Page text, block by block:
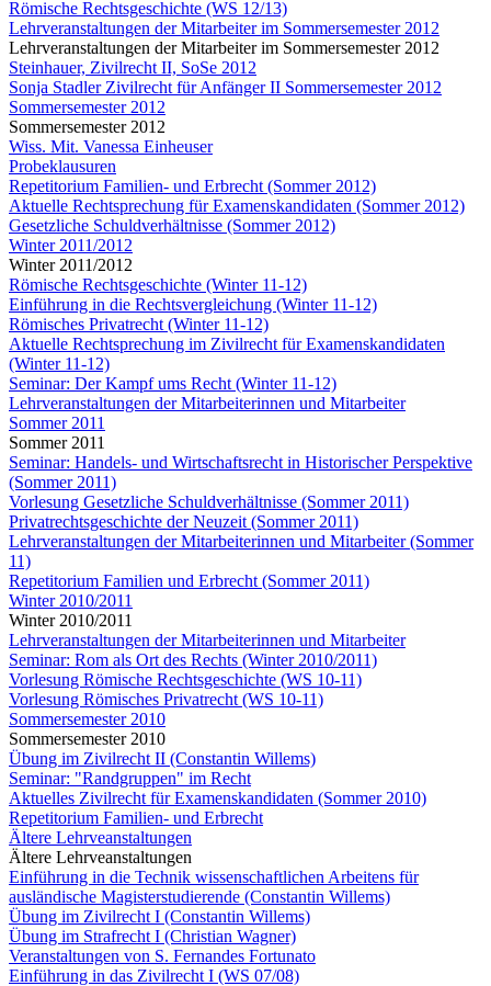
Römische Rechtsgeschichte (WS 12/13)
Lehrveranstaltungen der Mitarbeiter im Sommersemester 2012
Lehrveranstaltungen der Mitarbeiter im Sommersemester 2012
Steinhauer, Zivilrecht II, SoSe 2012
Sonja Stadler Zivilrecht für Anfänger II Sommersemester 2012
Sommersemester 2012
Sommersemester 2012
Wiss. Mit. Vanessa Einheuser
Probeklausuren
Repetitorium Familien- und Erbrecht (Sommer 2012)
Aktuelle Rechtsprechung für Examenskandidaten (Sommer 2012)
Gesetzliche Schuldverhältnisse (Sommer 2012)
Winter 2011/2012
Winter 2011/2012
Römische Rechtsgeschichte (Winter 11-12)
Einführung in die Rechtsvergleichung (Winter 11-12)
Römisches Privatrecht (Winter 11-12)
Aktuelle Rechtsprechung im Zivilrecht für Examenskandidaten
(Winter 11-12)
Seminar: Der Kampf ums Recht (Winter 11-12)
Lehrveranstaltungen der Mitarbeiterinnen und Mitarbeiter
Sommer 2011
Sommer 2011
Seminar: Handels- und Wirtschaftsrecht in Historischer Perspektive
(Sommer 2011)
Vorlesung Gesetzliche Schuldverhältnisse (Sommer 2011)
Privatrechtsgeschichte der Neuzeit (Sommer 2011)
Lehrveranstaltungen der Mitarbeiterinnen und Mitarbeiter (Sommer
11)
Repetitorium Familien und Erbrecht (Sommer 2011)
Winter 2010/2011
Winter 2010/2011
Lehrveranstaltungen der Mitarbeiterinnen und Mitarbeiter
Seminar: Rom als Ort des Rechts (Winter 2010/2011)
Vorlesung Römische Rechtsgeschichte (WS 10-11)
Vorlesung Römisches Privatrecht (WS 10-11)
Sommersemester 2010
Sommersemester 2010
Übung im Zivilrecht II (Constantin Willems)
Seminar: "Randgruppen" im Recht
Aktuelles Zivilrecht für Examenskandidaten (Sommer 2010)
Repetitorium Familien- und Erbrecht
Ältere Lehrveanstaltungen
Ältere Lehrveanstaltungen
Einführung in die Technik wissenschaftlichen Arbeitens für
ausländische Magisterstudierende (Constantin Willems)
Übung im Zivilrecht I (Constantin Willems)
Übung im Strafrecht I (Christian Wagner)
Veranstaltungen von S. Fernandes Fortunato
Einführung in das Zivilrecht I (WS 07/08)